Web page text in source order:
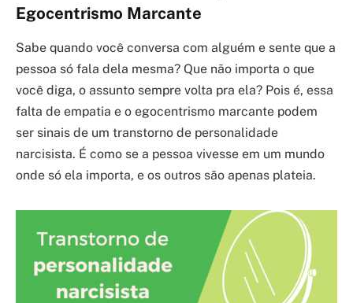
Egocentrismo Marcante
Sabe quando você conversa com alguém e sente que a
pessoa só fala dela mesma? Que não importa o que
você diga, o assunto sempre volta pra ela? Pois é, essa
falta de empatia e o egocentrismo marcante podem
ser sinais de um transtorno de personalidade
narcisista. É como se a pessoa vivesse em um mundo
onde só ela importa, e os outros são apenas plateia.